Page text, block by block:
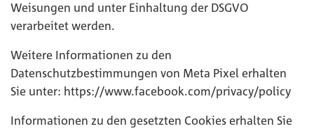
Weisungen und unter Einhaltung der DSGVO
verarbeitet werden.
Weitere Informationen zu den
Datenschutzbestimmungen von Meta Pixel erhalten
Sie unter: https://www.facebook.com/privacy/policy
Informationen zu den gesetzten Cookies erhalten Sie